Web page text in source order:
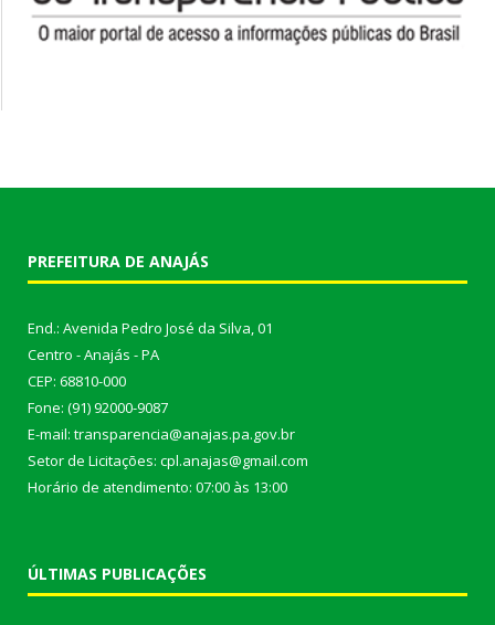
PREFEITURA DE ANAJÁS
End.: Avenida Pedro José da Silva, 01
Centro - Anajás - PA
CEP: 68810-000
Fone: (91) 92000-9087
E-mail: transparencia@anajas.pa.gov.br
Setor de Licitações: cpl.anajas@gmail.com
Horário de atendimento: 07:00 às 13:00
ÚLTIMAS PUBLICAÇÕES